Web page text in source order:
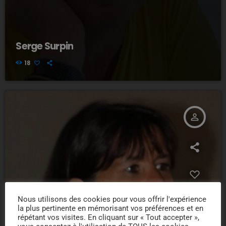
Serge Surpin
18
person_outline
Nous utilisons des cookies pour vous offrir l'expérience
la plus pertinente en mémorisant vos préférences et en
répétant vos visites. En cliquant sur « Tout accepter »,